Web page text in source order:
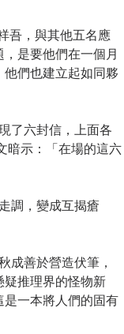
是要他們在一個月
們也建立起如同夥
暗示：「在場的這六
推理界的怪物新
一本將人們的固有